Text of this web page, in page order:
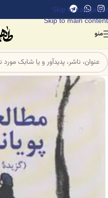
Skip to navigation
Skip to main content
منو